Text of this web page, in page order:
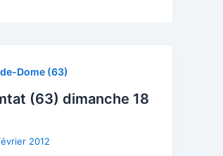
Dome (63)
(63) dimanche 18
2012